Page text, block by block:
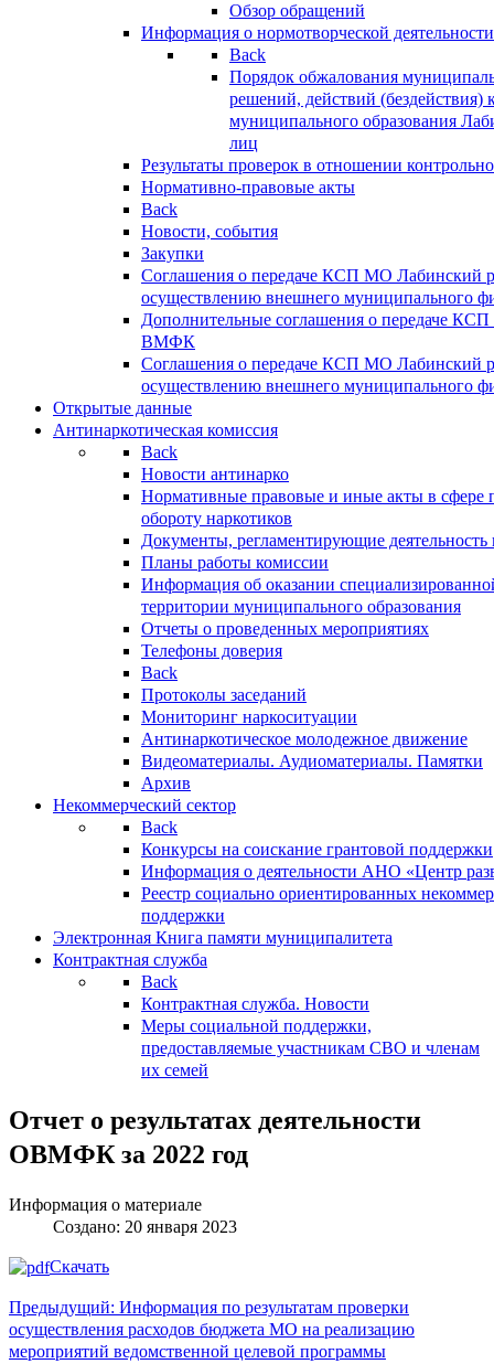
Обзор обращений
Информация о нормотворческой деятельности
Back
Порядок обжалования
решений, действий (бездействия)
муниципального образования
лиц
Результаты проверок в отношении
Нормативно-правовые акты
Back
Новости, события
Закупки
Соглашения о передаче КСП МО Лабинский
осуществлению внешнего муниципального
Дополнительные соглашения о передаче
ВМФК
Соглашения о передаче КСП МО Лабинский
осуществлению внешнего муниципального
Открытые данные
Антинаркотическая комиссия
Back
Новости антинарко
Нормативные правовые и иные акты в сфере
обороту наркотиков
Документы, регламентирующие деятельность
Планы работы комиссии
Информация об оказании
территории муниципального образования
Отчеты о проведенных мероприятиях
Телефоны доверия
Back
Протоколы заседаний
Мониторинг наркоситуации
Антинаркотическое молодежное движение
Видеоматериалы. Аудиоматериалы. Памятки
Архив
Некоммерческий сектор
Back
Конкурсы на соискание грантовой поддержки
Информация о деятельности АНО «Центр
Реестр социально ориентированных
поддержки
Электронная Книга памяти муниципалитета
Контрактная служба
Back
Контрактная служба. Новости
Меры социальной поддержки,
предоставляемые участникам СВО и членам
их семей
Отчет о результатах деятельности
ОВМФК за 2022 год
Информация о материале
Создано: 20 января 2023
Скачать
Предыдущий: Информация по результатам проверки
осуществления расходов бюджета МО на реализацию
мероприятий ведомственной целевой программы